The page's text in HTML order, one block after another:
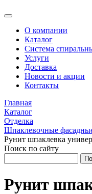
О компании
Каталог
Система
Услуги
Доставка
Новости и акции
Контакты
Главная
Каталог
Отделка
Шпаклевочные
Рунит шпаклевка
Поиск по сайту
Рунит